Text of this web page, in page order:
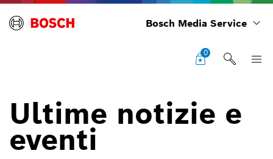
Bosch Media Service
0
Ultime notizie e
eventi